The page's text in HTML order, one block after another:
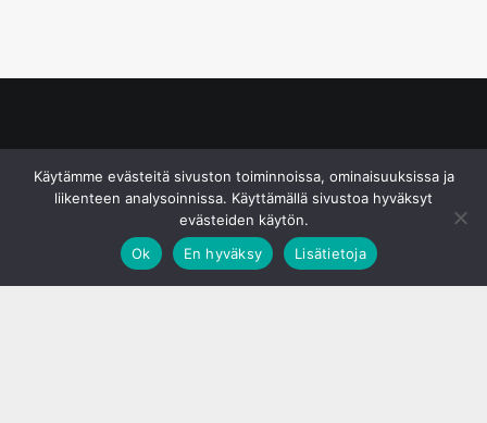
Käytämme evästeitä sivuston toiminnoissa, ominaisuuksissa ja
liikenteen analysoinnissa. Käyttämällä sivustoa hyväksyt
evästeiden käytön.
Ok
En hyväksy Lisätietoja